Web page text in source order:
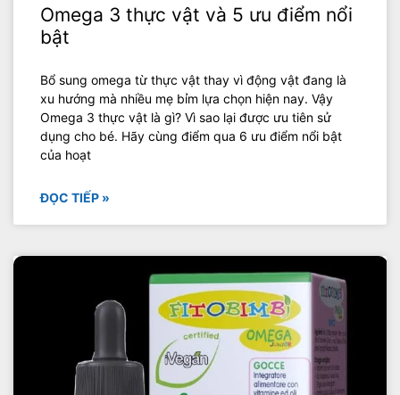
Omega 3 thực vật và 5 ưu điểm nổi
bật
Bổ sung omega từ thực vật thay vì động vật đang là
xu hướng mà nhiều mẹ bỉm lựa chọn hiện nay. Vậy
Omega 3 thực vật là gì? Vì sao lại được ưu tiên sử
dụng cho bé. Hãy cùng điểm qua 6 ưu điểm nổi bật
của hoạt
ĐỌC TIẾP »